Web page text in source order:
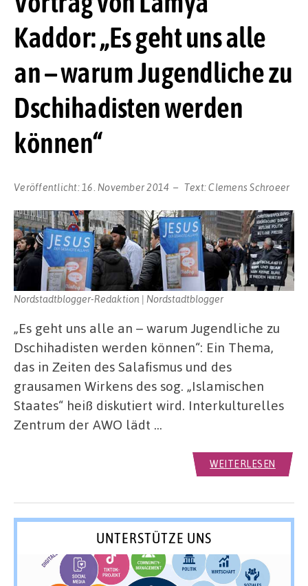
Kaddor: „Es geht uns alle
an – warum Jugendliche zu
Dschihadisten werden
können“
Veröffentlicht: 16. November 2014 Text:Clemens Schroeer
Nordstadtblogger-Redaktion | Nordstadtblogger
„Es geht uns alle an – warum Jugendliche zu
Dschihadisten werden können“: Ein Thema,
das in Zeiten des Salafismus und des
grausamen Wirkens des sog. „Islamischen
Staates“ heiß diskutiert wird. Interkulturelles
Zentrum der AWO lädt …
WEITERLESEN
UNTERSTÜTZE UNS